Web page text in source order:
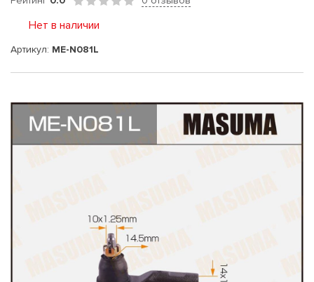
Нет в наличии
Артикул: ME-N081L